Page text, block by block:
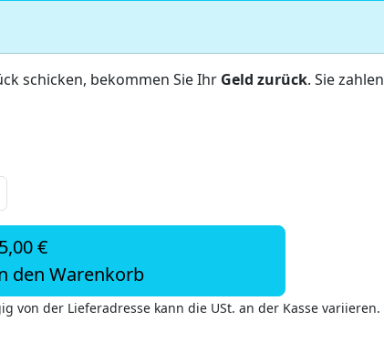
schicken, bekommen Sie Ihr Geld zurück. Sie zahlen
€
den Warenkorb
von der Lieferadresse kann die USt. an der Kasse variieren.